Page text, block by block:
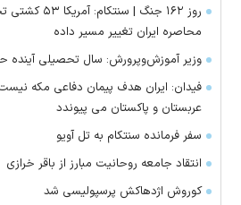
روز ۱۶۲ جنگ |
محاصره ایران تغییر مسیر داده
وزیر آموزش‌وپرورش: سال تحصیلی
فیدان: ایران هدف پیمان دفاعی مکه
عربستان و پاکستان می پیوندد
سفر فرمانده سنتکام به تل آویو
انتقاد جامعه روحانیت مبارز از باقر خرازی
کوروش اژدهاکش پرسپولیسی شد